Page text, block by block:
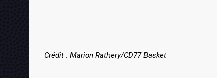
Crédit : Marion Rathery/CD77 Basket